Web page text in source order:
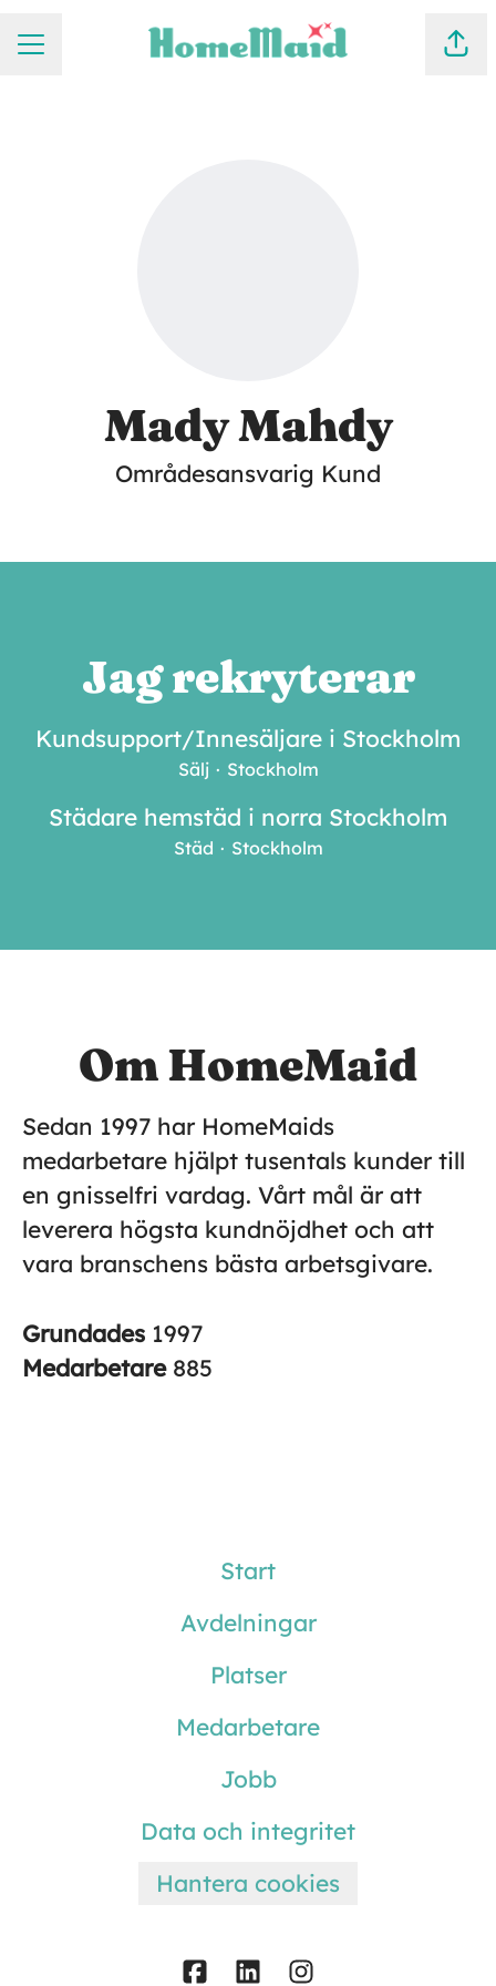
KARRIÄRMENY
Mady Mahdy
Områdesansvarig Kund
Jag rekryterar
Kundsupport/Innesäljare i Stockholm
Sälj · Stockholm
Städare hemstäd i norra Stockholm
Städ · Stockholm
Om HomeMaid
Sedan 1997 har HomeMaids
medarbetare hjälpt tusentals kunder till
en gnisselfri vardag. Vårt mål är att
leverera högsta kundnöjdhet och att
vara branschens bästa arbetsgivare.
Grundades 1997
Medarbetare 885
Start
Avdelningar
Platser
Medarbetare
Jobb
Data och integritet
Hantera cookies